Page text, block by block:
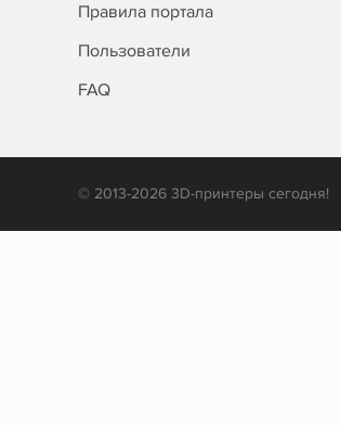
Правила портала
Пользователи
FAQ
© 2013-2026 3D-принтеры сегодня!